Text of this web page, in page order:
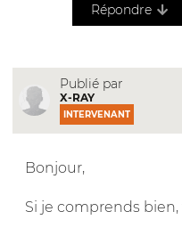
Répondre
Publié par
X-RAY
INTERVENANT
Bonjour,
Si je comprends